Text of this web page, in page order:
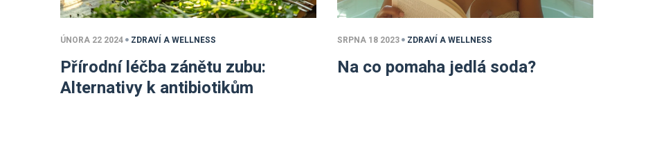
ÚNORA 22 2024 ZDRAVÍ A WELLNESS
Přírodní léčba zánětu zubu:
Alternativy k antibiotikům
SRPNA 18 2023 ZDRAVÍ A WELLNESS
Na co pomaha jedlá soda?